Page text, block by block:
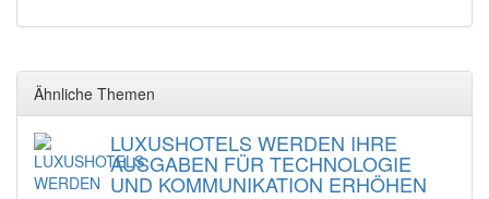
Ähnliche Themen
LUXUSHOTELS WERDEN IHRE
AUSGABEN FÜR TECHNOLOGIE
UND KOMMUNIKATION ERHÖHEN